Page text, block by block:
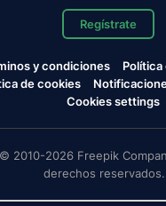
Regístrate
y condiciones
Política
de cookies
Cookies settings
2010-2026 Freepik
derechos reservados.